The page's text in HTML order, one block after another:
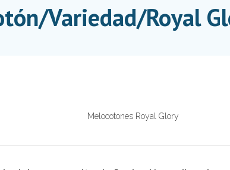
Variedad/Royal
Melocotones Royal Glory